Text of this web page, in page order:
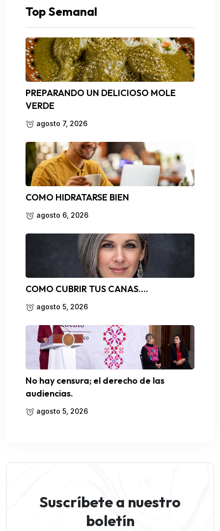
Top Semanal
PREPARANDO UN DELICIOSO MOLE
VERDE
agosto 7, 2026
COMO HIDRATARSE BIEN
agosto 6, 2026
COMO CUBRIR TUS CANAS….
agosto 5, 2026
No hay censura; el derecho de las
audiencias.
agosto 5, 2026
Suscríbete a nuestro
boletín